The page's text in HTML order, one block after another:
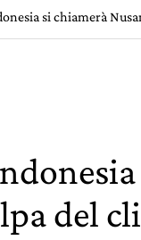
si chiamerà
del